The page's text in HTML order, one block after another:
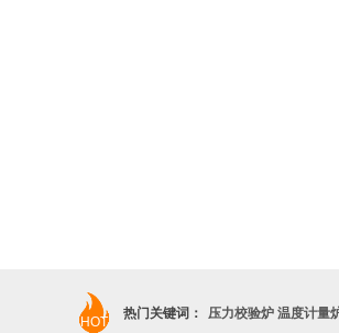
HOT
热门关键词： 压力校验炉 温度计量